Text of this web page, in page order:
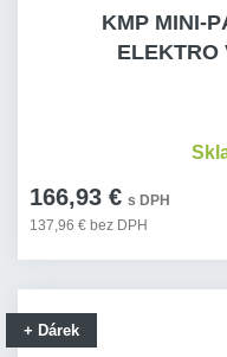
KMP MINI-
ELEKTRO
166,93 € s DPH
137,96 € bez DPH
+ Dárek